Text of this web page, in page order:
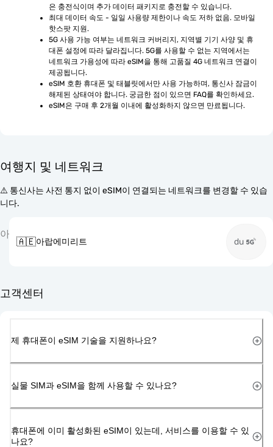
은 충전식이며 추가 데이터 패키지로 충전할 수 있습니다.
최대 데이터 속도 - 일일 사용량 제한이나 속도 저하 없음. 모바일
핫스팟 지원.
5G 사용 가능 여부는 네트워크 커버리지, 지역별 기기 사양 및 휴
대폰 설정에 따라 달라집니다. 5G를 사용할 수 없는 지역에서는
네트워크 가용성에 따라 eSIM을 통해 고품질 4G 네트워크 연결이
제공됩니다.
eSIM 호환 휴대폰 및 태블릿에서만 사용 가능하며, 통신사 잠금이
해제된 상태여야 합니다. 궁금한 점이 있으면 FAQ를 확인하세요.
eSIM은 구매 후 2개월 이내에 활성화하지 않으면 만료됩니다.
여행지 및 네트워크
⚠️ 통신사는 사전 통지 없이 eSIM이 연결되는 네트워크를 변경할 수 있습
니다.
아
🇦🇪아랍에미리트 du
고객센터
제 휴대폰이 eSIM 기술을 지원하나요?
실물 SIM과 eSIM을 함께 사용할 수 있나요?
휴대폰에 이미 활성화된 eSIM이 있는데, 서비스를 이용할 수 있
나요?